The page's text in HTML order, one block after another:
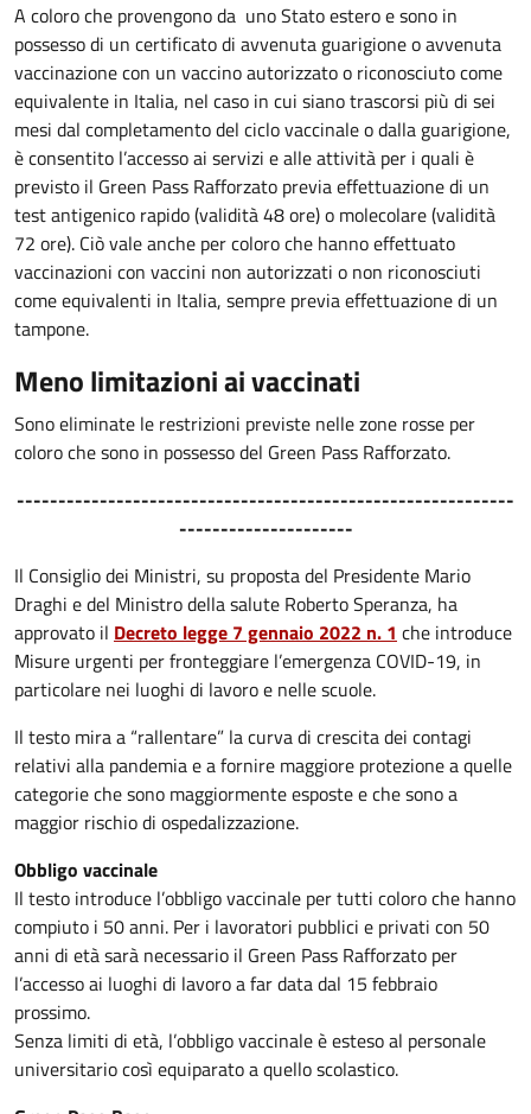
A coloro che provengono da uno Stato estero e sono in
possesso di un certificato di avvenuta guarigione o avvenuta
vaccinazione con un vaccino autorizzato o riconosciuto come
equivalente in Italia, nel caso in cui siano trascorsi più di sei
mesi dal completamento del ciclo vaccinale o dalla guarigione,
è consentito l’accesso ai servizi e alle attività per i quali è
previsto il Green Pass Rafforzato previa effettuazione di un
test antigenico rapido (validità 48 ore) o molecolare (validità
72 ore). Ciò vale anche per coloro che hanno effettuato
vaccinazioni con vaccini non autorizzati o non riconosciuti
come equivalenti in Italia, sempre previa effettuazione di un
tampone.
Meno limitazioni ai vaccinati
Sono eliminate le restrizioni previste nelle zone rosse per
coloro che sono in possesso del Green Pass Rafforzato.
------------------------------------------------------------
---------------------
Il Consiglio dei Ministri, su proposta del Presidente Mario
Draghi e del Ministro della salute Roberto Speranza, ha
approvato il Decreto legge 7 gennaio 2022 n. 1 che introduce
Misure urgenti per fronteggiare l’emergenza COVID-19, in
particolare nei luoghi di lavoro e nelle scuole.
Il testo mira a “rallentare” la curva di crescita dei contagi
relativi alla pandemia e a fornire maggiore protezione a quelle
categorie che sono maggiormente esposte e che sono a
maggior rischio di ospedalizzazione.
Obbligo vaccinale
Il testo introduce l’obbligo vaccinale per tutti coloro che hanno
compiuto i 50 anni. Per i lavoratori pubblici e privati con 50
anni di età sarà necessario il Green Pass Rafforzato per
l’accesso ai luoghi di lavoro a far data dal 15 febbraio
prossimo.
Senza limiti di età, l’obbligo vaccinale è esteso al personale
universitario così equiparato a quello scolastico.